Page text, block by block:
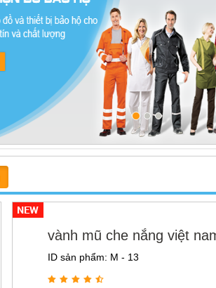
vành mũ che nắng việt
ID sản phẩm: M - 13